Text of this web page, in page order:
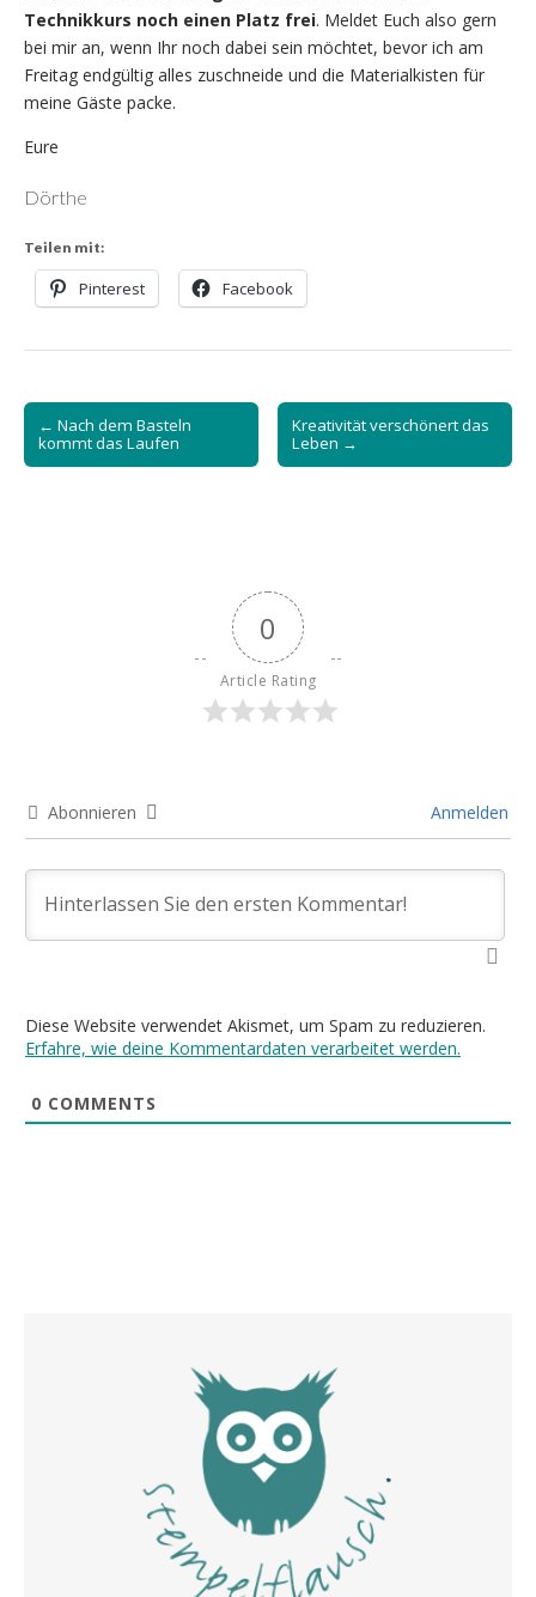
Technikkurs noch einen Platz frei. Meldet Euch also gern
bei mir an, wenn Ihr noch dabei sein möchtet, bevor ich am
Freitag endgültig alles zuschneide und die Materialkisten für
meine Gäste packe.
Eure
Dörthe
Teilen mit:
Pinterest Facebook
Post
navigation
← Nach dem Basteln
kommt das Laufen
Kreativität verschönert das
Leben →
0
Article Rating
Abonnieren Anmelden
Diese Website verwendet Akismet, um Spam zu reduzieren.
Erfahre, wie deine Kommentardaten verarbeitet werden.
0 COMMENTS